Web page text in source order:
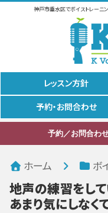
神戸市垂水区でボイストレーニ
レッスン方針
予約・お問合わせ
予約／お問合わ
ホーム ボ
地声の練習をし
あまり気にしなく